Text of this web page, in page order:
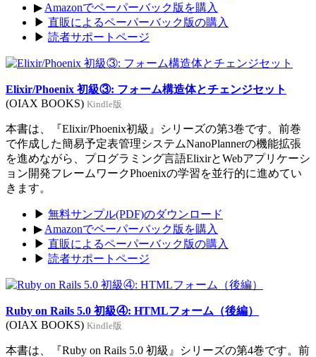
▶ Amazonでペーパーバック版を購入
▶ 直販によるペーパーバック版の購入
▶ 読者サポートページ
Elixir/Phoenix 初級③: フォーム構造体とチェンジセット
(OIAX BOOKS) Kindle版
本書は、『Elixir/Phoenix初級』シリーズの第3巻です。前巻
で作成した簡易予定表管理システムNanoPlannerの機能拡張
を進めながら、プログラミング言語ElixirとWebアプリケーシ
ョン開発フレームワークPhoenixの学習を並行的に進めてい
きます。
▶ 無料サンプル(PDF)のダウンロード
▶ Amazonでペーパーバック版を購入
▶ 直販によるペーパーバック版の購入
▶ 読者サポートページ
Ruby on Rails 5.0 初級④: HTMLフォーム（後編）
(OIAX BOOKS) Kindle版
本書は、『Ruby on Rails 5.0 初級』シリーズの第4巻です。前